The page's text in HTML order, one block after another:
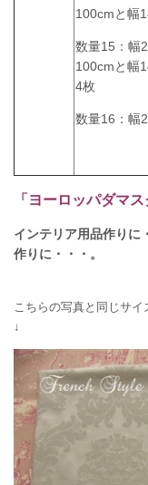
100cmと幅
数量15：幅
100cmと幅
4枚
数量16：幅
「ヨーロッパダマス
インテリア用品作りに
作りに・・・。
こちらの写真と同じサ
↓